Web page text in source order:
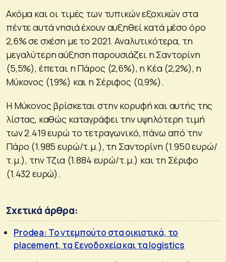
Ακόμα και οι τιμές των τυπικών εξοχικών στα
πέντε αυτά νησιά έχουν αυξηθεί κατά μέσο όρο
2,6% σε σχέση με το 2021. Αναλυτικότερα, τη
μεγαλύτερη αύξηση παρουσιάζει η Σαντορίνη
(5,5%), έπεται η Πάρος (2,6%), η Κέα (2,2%), η
Μύκονος (1,9%) και η Σέριφος (0,9%).
Η Μύκονος βρίσκεται στην κορυφή και αυτής της
λίστας, καθώς καταγράφει την υψηλότερη τιμή
των 2.419 ευρώ το τετραγωνικό, πάνω από την
Πάρο (1.985 ευρώ/τ.μ.), τη Σαντορίνη (1.950 ευρώ/
τ.μ.), την Τζια (1.884 ευρώ/τ.μ.) και τη Σέριφο
(1.432 ευρώ).
Σχετικά άρθρα:
Prodea: Το ντεμπούτο στα οικιστικά, το
placement, τα ξενοδοχεία και τα logistics